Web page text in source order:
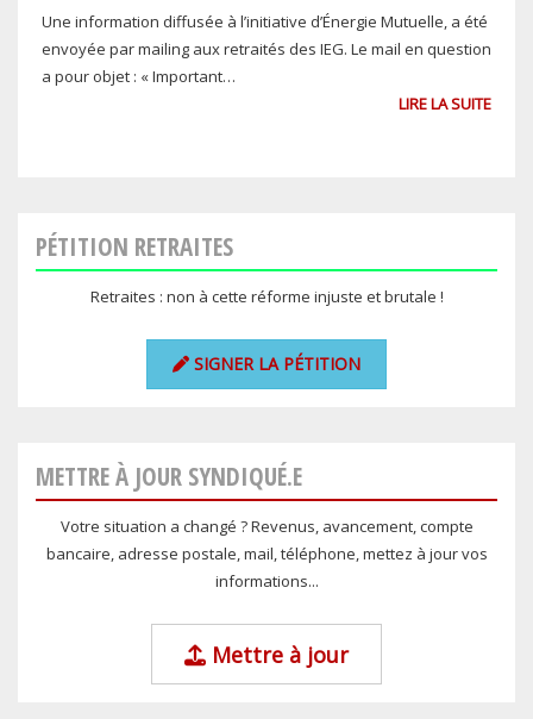
Une information diffusée à l’initiative d’Énergie Mutuelle, a été
envoyée par mailing aux retraités des IEG. Le mail en question
a pour objet : « Important…
LIRE LA SUITE
PÉTITION RETRAITES
Retraites : non à cette réforme injuste et brutale !
SIGNER LA PÉTITION
METTRE À JOUR SYNDIQUÉ.E
Votre situation a changé ? Revenus, avancement, compte
bancaire, adresse postale, mail, téléphone, mettez à jour vos
informations...
Mettre à jour